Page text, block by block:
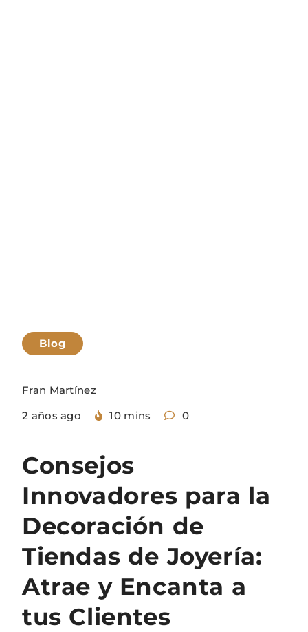
Blog
Fran Martínez
2 años ago
10 mins 0
Consejos
Innovadores para la
Decoración de
Tiendas de Joyería:
Atrae y Encanta a
tus Clientes